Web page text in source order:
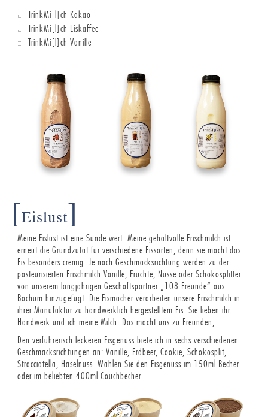
TrinkMi[l]ch Kakao
TrinkMi[l]ch Eiskaffee
TrinkMi[l]ch Vanille
[Eislust]
Meine Eislust ist eine Sünde wert. Meine gehaltvolle Frischmilch ist
erneut die Grundzutat für verschiedene Eissorten, denn sie macht das
Eis besonders cremig. Je nach Geschmacksrichtung werden zu der
pasteurisierten Frischmilch Vanille, Früchte, Nüsse oder Schokosplitter
von unserem langjährigen Geschäftspartner „108 Freunde“ aus
Bochum hinzugefügt. Die Eismacher verarbeiten unsere Frischmilch in
ihrer Manufaktur zu handwerklich hergestelltem Eis. Sie lieben ihr
Handwerk und ich meine Milch. Das macht uns zu Freunden,
Den verführerisch leckeren Eisgenuss biete ich in sechs verschiedenen
Geschmacksrichtungen an: Vanille, Erdbeer, Cookie, Schokosplit,
Stracciatella, Haselnuss. Wählen Sie den Eisgenuss im 150ml Becher
oder im beliebten 400ml Couchbecher.